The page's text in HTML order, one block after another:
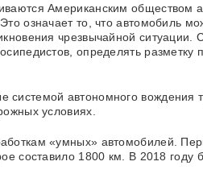
Американским
означает то, что автомобиль
чрезвычайной
определять
автономного
условиях.
«умных» автомобилей.
составило 1800 км. В 2018